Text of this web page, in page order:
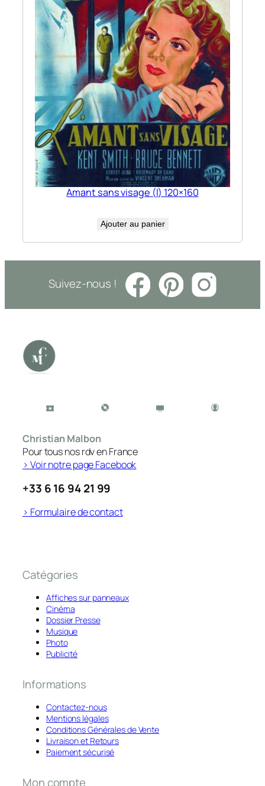
Amant sans visage (l) 120×160
Ajouter au panier
Suivez-nous !
Christian Malbon
Pour tous nos rdv en France
> Voir notre page Facebook
+33 6 16 94 21 99
> Formulaire de contact
Catégories
Affiches sur panneaux
Cinéma
Dossier Presse
Musique
Photo
Publicité
Informations
Contactez-nous
Mentions légales
Conditions Générales de Vente
Livraison et Retours
Paiement sécurisé
Mon compte